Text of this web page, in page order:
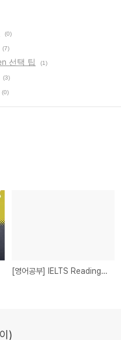
(0)
(7)
선택 팁 (1)
(3)
(0)
[영어공부] IELTS Reading Skill - Yes/No/Not Given 선택 팁
)